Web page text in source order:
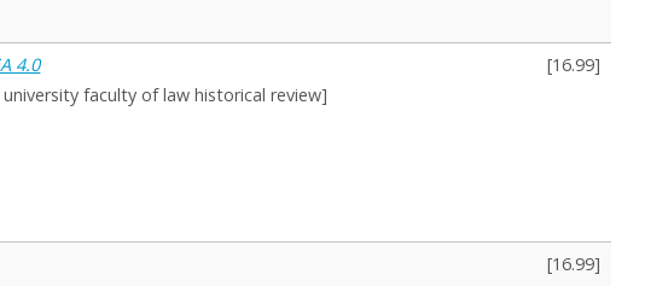
4.0 [16.99]
faculty of law historical review]
[16.99]